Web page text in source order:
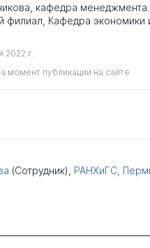
кафедра менеджмента.
Кафедра экономики
г.
момент публикации на сайте
(Сотрудник), РАНХиГС,